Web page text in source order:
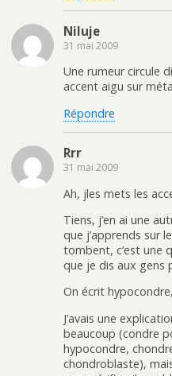
Niluje
31 mai 2009
Une rumeur circule
accent aigu sur
Répondre
Rrr
31 mai 2009
Ah, jles mets les
Tiens, j’en ai une
que j’apprends sur
tombent, c’est une
que je dis aux gens
On écrit
J’avais une
beaucoup (condre
hypocondre,
chondroblaste),